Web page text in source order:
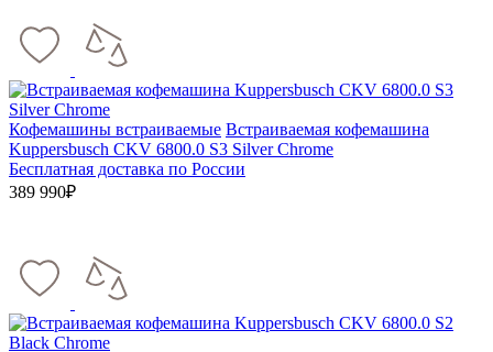
Кофемашины встраиваемые Встраиваемая кофемашина
Kuppersbusch CKV 6800.0 S3 Silver Chrome
Бесплатная доставка по России
389 990₽